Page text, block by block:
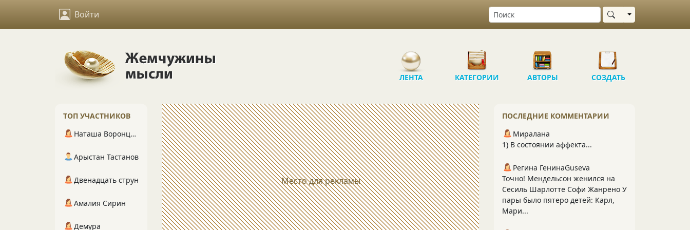
Войти Выбрать область
ЛЕНТА КАТЕГОРИИ АВТОРЫ СОЗДАТЬ
Место для рекламы
ПОСЛЕДНИЕ КОММЕНТАРИИ
Миралана
1) В состоянии аффекта...
Регина ГенинаGuseva
Точно! Мендельсон женился на
Сесиль Шарлотте Софи Жанрено У
пары было пятеро детей: Карл,
Мари...
ТОП УЧАСТНИКОВ
Наташа Воронцова
Арыстан Тастанов
Двенадцать струн
Амалия Сирин
Демура